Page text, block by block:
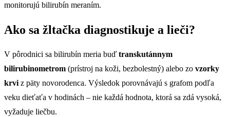
monitorujú bilirubín meraním.
Ako sa žltačka diagnostikuje a lieči?
V pôrodnici sa bilirubín meria buď transkutánnym
bilirubinometrom (prístroj na koži, bezbolestný) alebo zo vzorky
krvi z päty novorodenca. Výsledok porovnávajú s grafom podľa
veku dieťaťa v hodinách – nie každá hodnota, ktorá sa zdá vysoká,
vyžaduje liečbu.